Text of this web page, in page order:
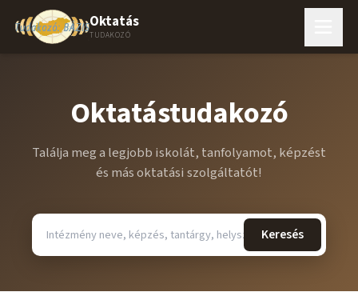
Oktatás
TUDAKOZÓ
Oktatástudakozó
Találja meg a legjobb iskolát, tanfolyamot, képzést
és más oktatási szolgáltatót!
Keresés